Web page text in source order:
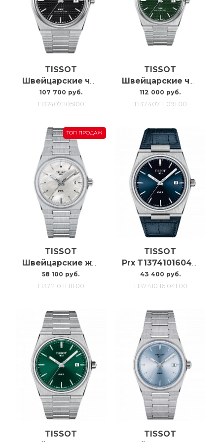
TISSOT
107 700 руб.
T1374071105100
TISSOT
112 000 руб.
T137.407.11.091.00
ТОП ПРОДАЖ
TISSOT
Швейцарские женские часы Tissot Prx 35mm T137.210.11.111.00
58 100 руб.
T137.210.11.111.00
TISSOT
Prx T1374101604100
43 400 руб.
T137.410.16.041.00
TISSOT TISSOT